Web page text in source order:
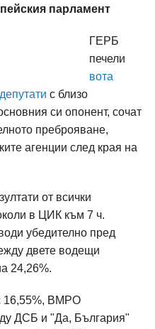
парламент
ГЕРБ
печели
вота
с близо
си опонент, сочат
преброяване,
агенции след края на
от всички
в ЦИК към 7 ч.
убедително пред
двете водещи
24,26%.
16,55%, ВМРО
ДСБ и "Да, България"